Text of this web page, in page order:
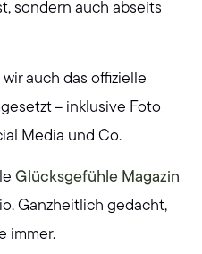
sondern auch abseits
auch das offizielle
– inklusive Foto
Media und Co.
Glücksgefühle Magazin
Ganzheitlich gedacht,
immer.